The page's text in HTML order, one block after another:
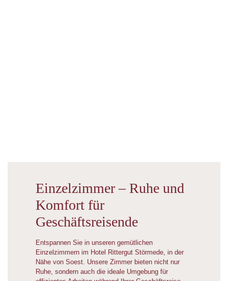
Einzelzimmer – Ruhe und
Komfort für
Geschäftsreisende
Entspannen Sie in unseren gemütlichen
Einzelzimmern im Hotel Rittergut Störmede, in der
Nähe von Soest. Unsere Zimmer bieten nicht nur
Ruhe, sondern auch die ideale Umgebung für